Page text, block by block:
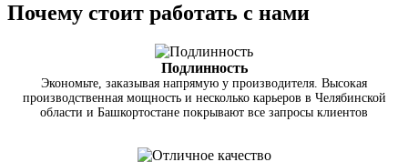
Почему стоит работать с нами
Подлинность
Экономьте, заказывая напрямую у производителя. Высокая
производственная мощность и несколько карьеров в Челябинской
области и Башкортостане покрывают все запросы клиентов